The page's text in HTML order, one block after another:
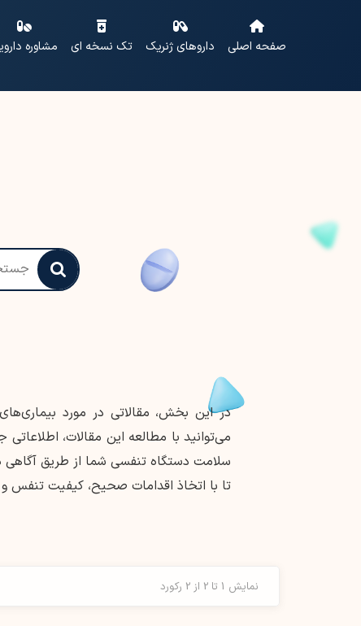
صفحه اصلی داروهای ژنریک تک نسخه ای مشاوره
در این بخش، مقالاتی در مورد
می‌توانید با مطالعه این مقالات،
سلامت دستگاه تنفسی شما از طریق
تا با اتخاذ اقدامات صحیح، کیفیت تنفس
نمایش 1 تا 2 از 2 رکورد